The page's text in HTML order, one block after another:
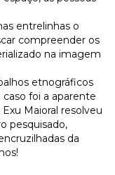
entrelinhas o
compreender os
na imagem
etnográficos
foi a aparente
Maioral resolveu
pesquisado,
da